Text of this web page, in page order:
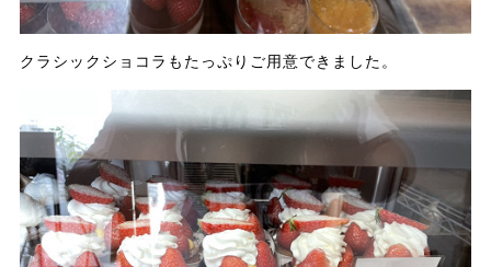
クラシックショコラもたっぷりご用意できました。